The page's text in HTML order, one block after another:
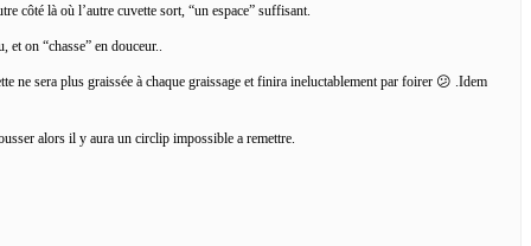
côté là où l’autre cuvette sort, “un espace” suffisant.
on “chasse” en douceur..
ne sera plus graissée à chaque graissage et finira ineluctablement par foirer 😕 .Idem
alors il y aura un circlip impossible a remettre.